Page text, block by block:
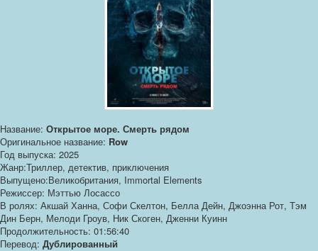
Название: Открытое море. Смерть рядом
Оригинальное название: Row
Год выпуска: 2025
Жанр:Триллер, детектив, приключения
Выпущено:Великобритания, Immortal Elements
Режиссер: Мэттью Лосассо
В ролях: Акшай Ханна, Софи Скелтон, Белла Дейн, Джоэнна Рот, Тэм
Дин Берн, Мелоди Гроув, Ник Скоген, Дженни Куинн
Продолжительность: 01:56:40
Перевод: Дублированный